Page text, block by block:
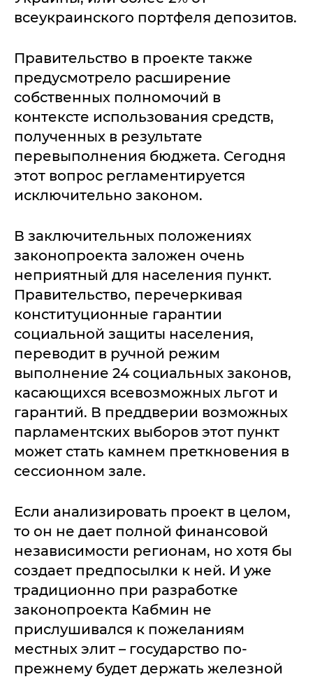
всеукраинского портфеля депозитов.
Правительство в проекте также
предусмотрело расширение
собственных полномочий в
контексте использования средств,
полученных в результате
перевыполнения бюджета. Сегодня
этот вопрос регламентируется
исключительно законом.
В заключительных положениях
законопроекта заложен очень
неприятный для населения пункт.
Правительство, перечеркивая
конституционные гарантии
социальной защиты населения,
переводит в ручной режим
выполнение 24 социальных законов,
касающихся всевозможных льгот и
гарантий. В преддверии возможных
парламентских выборов этот пункт
может стать камнем преткновения в
сессионном зале.
Если анализировать проект в целом,
то он не дает полной финансовой
независимости регионам, но хотя бы
создает предпосылки к ней. И уже
традиционно при разработке
законопроекта Кабмин не
прислушивался к пожеланиям
местных элит – государство по-
прежнему будет держать железной